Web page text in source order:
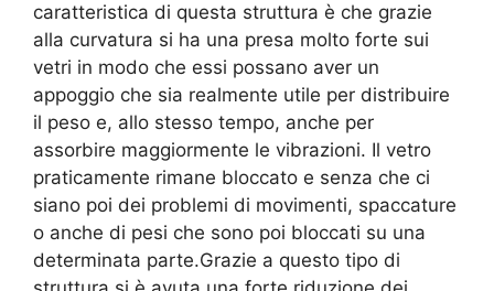
caratteristica di questa struttura è che grazie
alla curvatura si ha una presa molto forte sui
vetri in modo che essi possano aver un
appoggio che sia realmente utile per distribuire
il peso e, allo stesso tempo, anche per
assorbire maggiormente le vibrazioni. Il vetro
praticamente rimane bloccato e senza che ci
siano poi dei problemi di movimenti, spaccature
o anche di pesi che sono poi bloccati su una
determinata parte.Grazie a questo tipo di